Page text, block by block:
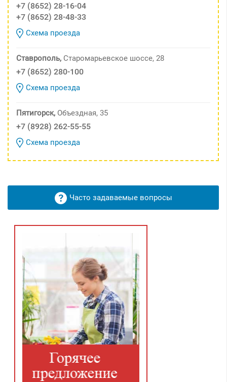
+7 (8652) 28-16-04
+7 (8652) 28-48-33
Схема проезда
Ставрополь, Старомарьевское шоссе, 28
+7 (8652) 280-100
Схема проезда
Пятигорск, Объездная, 35
+7 (8928) 262-55-55
Схема проезда
Часто задаваемые вопросы